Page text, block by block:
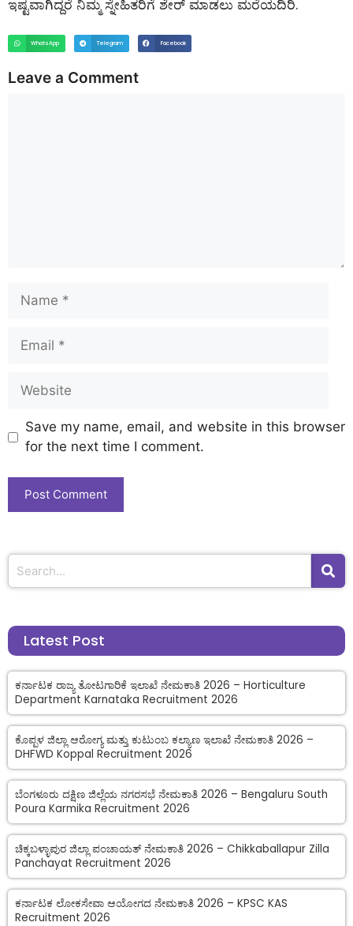
ಇಷ್ಟವಾಗಿದ್ದರೆ ನಿಮ್ಮ ಸ್ನೇಹಿತರಿಗೆ ಶೇರ್ ಮಾಡಲು ಮರೆಯದಿರಿ.
WhatsApp Telegram Facebook
Leave a Comment
Save my name, email, and website in this browser
for the next time I comment.
Latest Post
ಕರ್ನಾಟಕ ರಾಜ್ಯ ತೋಟಗಾರಿಕೆ ಇಲಾಖೆ ನೇಮಕಾತಿ 2026 – Horticulture
Department Karnataka Recruitment 2026
ಕೊಪ್ಪಳ ಜಿಲ್ಲಾ ಆರೋಗ್ಯ ಮತ್ತು ಕುಟುಂಬ ಕಲ್ಯಾಣ ಇಲಾಖೆ ನೇಮಕಾತಿ 2026 –
DHFWD Koppal Recruitment 2026
ಬೆಂಗಳೂರು ದಕ್ಷಿಣ ಜಿಲ್ಲೆಯ ನಗರಸಭೆ ನೇಮಕಾತಿ 2026 – Bengaluru South
Poura Karmika Recruitment 2026
ಚಿಕ್ಕಬಳ್ಳಾಪುರ ಜಿಲ್ಲಾ ಪಂಚಾಯತ್ ನೇಮಕಾತಿ 2026 – Chikkaballapur Zilla
Panchayat Recruitment 2026
ಕರ್ನಾಟಕ ಲೋಕಸೇವಾ ಆಯೋಗದ ನೇಮಕಾತಿ 2026 – KPSC KAS
Recruitment 2026